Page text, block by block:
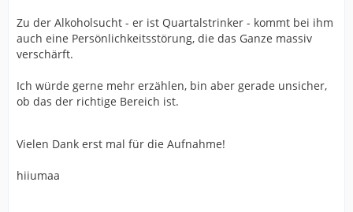
Zu der Alkoholsucht - er ist Quartalstrinker - kommt bei ihm
auch eine Persönlichkeitsstörung, die das Ganze massiv
verschärft.
Ich würde gerne mehr erzählen, bin aber gerade unsicher,
ob das der richtige Bereich ist.
Vielen Dank erst mal für die Aufnahme!
hiiumaa